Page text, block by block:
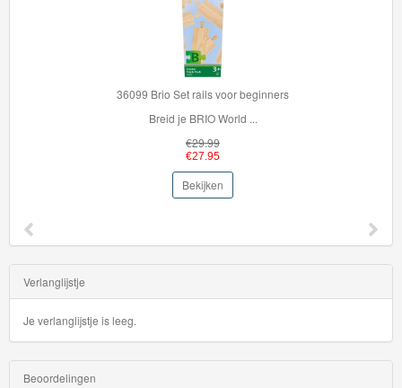
36099 Brio Set rails voor beginners
Breid je BRIO World ...
€29.99
€27.95
Bekijken
Verlanglijstje
Je verlanglijstje is leeg.
Beoordelingen